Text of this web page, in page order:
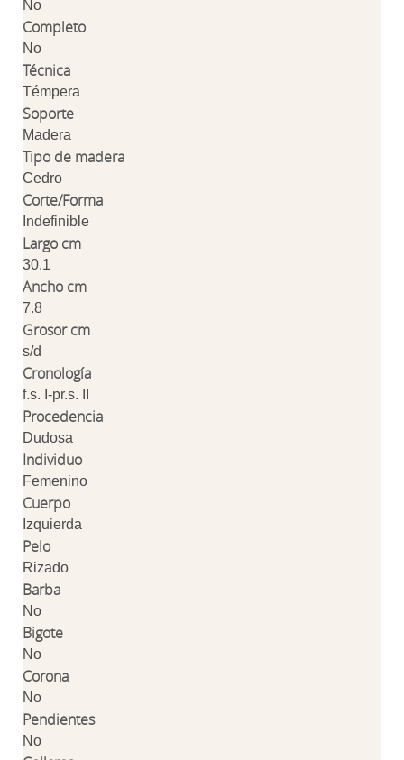
No
Completo
No
Técnica
Témpera
Soporte
Madera
Tipo de madera
Cedro
Corte/Forma
Indefinible
Largo cm
30.1
Ancho cm
7.8
Grosor cm
s/d
Cronología
f.s. I-pr.s. II
Procedencia
Dudosa
Individuo
Femenino
Cuerpo
Izquierda
Pelo
Rizado
Barba
No
Bigote
No
Corona
No
Pendientes
No